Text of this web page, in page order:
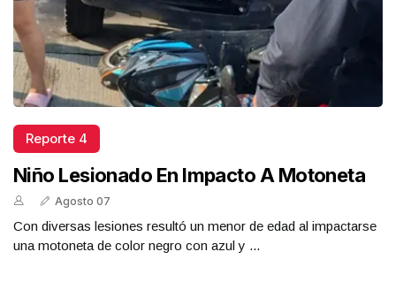
Reporte 4
Niño Lesionado En Impacto A Motoneta
Agosto 07
Con diversas lesiones resultó un menor de edad al impactarse
una motoneta de color negro con azul y ...